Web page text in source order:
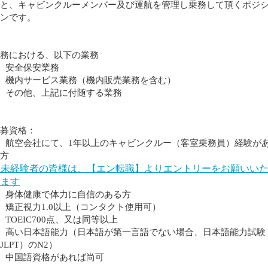
、キャビンクルーメンバー及び運航を管理し乗務して頂くポジ
です。
における、以下の業務
全保安業務
内サービス業務（機内販売業務を含む）
の他、上記に付随する業務
資格：
空会社にて、1年以上のキャビンクルー（客室乗務員）経験が
経験者の皆様は、【エン転職】よりエントリーをお願いいた
す
体健康で体力に自信のある方
正視力1.0以上（コンタクト使用可）
点、又は同等以上
い日本語能力（日本語が第一言語でない場合、日本語能力試験
JLPT）のN2）
国語資格があれば尚可